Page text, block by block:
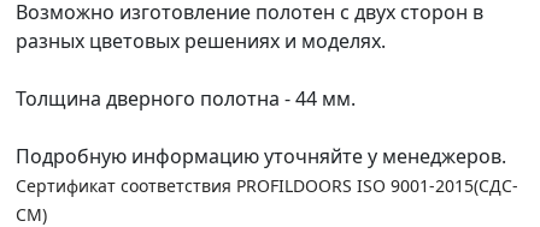
Возможно изготовление полотен с двух сторон в
разных цветовых решениях и моделях.
Толщина дверного полотна - 44 мм.
Подробную информацию уточняйте у менеджеров.
Сертификат соответствия PROFILDOORS ISO 9001-2015(СДС-
СМ)